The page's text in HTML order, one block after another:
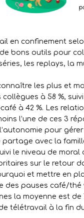
en confinement
bons outils pour
les replays, la
les plus et
à 58 %,
à 42 %. Les
l’une de ces 3
pour
partage avec la
le niveau de
sur le retour
et mettre en
des pauses café/
la moyenne est
télétravail à la fin